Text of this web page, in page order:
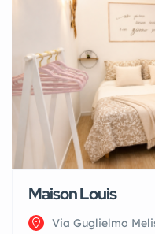
Maison Louis
Via Guglielmo